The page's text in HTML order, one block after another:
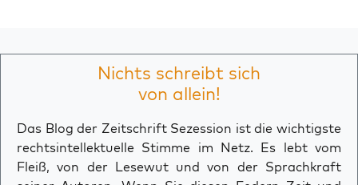
Nichts schreibt sich
von allein!
Das Blog der Zeitschrift Sezession ist die wichtigste
rechtsintellektuelle Stimme im Netz. Es lebt vom
Fleiß, von der Lesewut und von der Sprachkraft